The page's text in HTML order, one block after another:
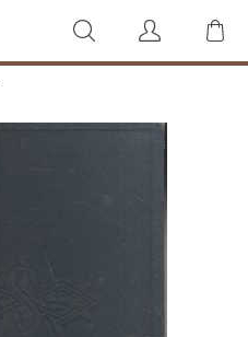
Vyhledat